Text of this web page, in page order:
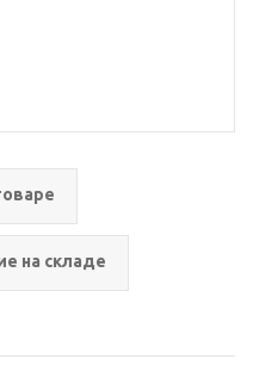
на складе